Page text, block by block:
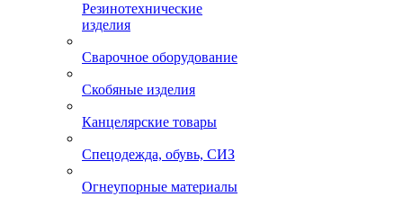
Резинотехнические
изделия
Сварочное оборудование
Скобяные изделия
Канцелярские товары
Спецодежда, обувь, СИЗ
Огнеупорные материалы